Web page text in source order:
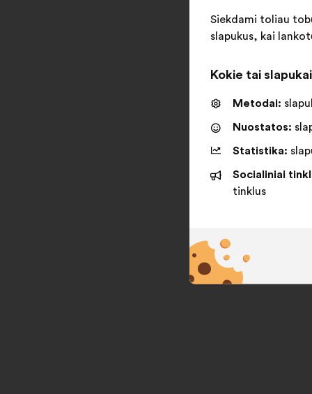
Siekdami toliau
slapukus, kai
Kokie tai
Metodai:
Nuostatos:
Statistika:
Socialiniai
tinklus